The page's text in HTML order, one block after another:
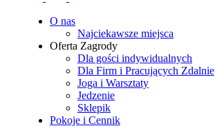
O nas
Najciekawsze miejsca
Oferta Zagrody
Dla gości indywidualnych
Dla Firm i Pracujących Zdalnie
Joga i Warsztaty
Jedzenie
Sklepik
Pokoje i Cennik